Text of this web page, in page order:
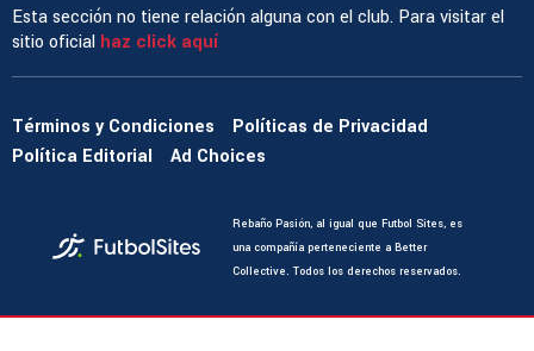
Esta sección no tiene relación alguna con el club. Para visitar el
sitio oficial haz click aquí
Términos y Condiciones
Políticas de Privacidad
Política Editorial
Ad Choices
Rebaño Pasión, al igual que Futbol Sites, es
una compañía perteneciente a Better
Collective. Todos los derechos reservados.